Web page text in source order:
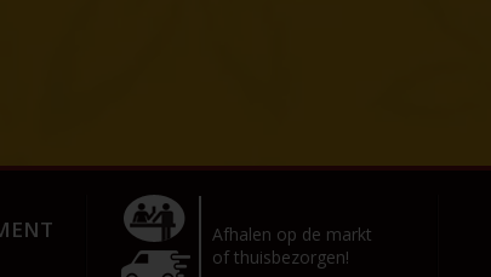
Afhalen op de markt
of thuisbezorgen!